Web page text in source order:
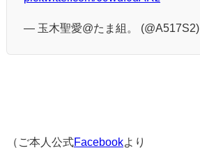
— 玉木聖愛@たま組。 (@A517S2)
（ご本人公式Facebook より